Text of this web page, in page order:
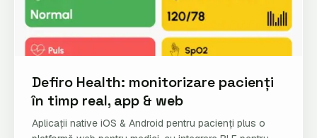
Defiro Health: monitorizare pacienți
în timp real, app & web
Aplicații native iOS & Android pentru pacienți plus o